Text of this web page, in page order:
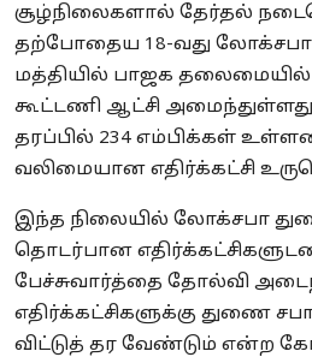
சூழ்நிலைகளால் தேர்தல்
தற்போதைய 18-வது லோக்சபா
மத்தியில் பாஜக
கூட்டணி ஆட்சி
தரப்பில் 234 எம்பிக்கள்
வலிமையான எதிர்க்கட்சி
இந்த நிலையில் லோக்சபா
தொடர்பான
பேச்சுவார்த்தை தோல்வி
எதிர்க்கட்சிகளுக்கு துணை
விட்டுத் தர வேண்டும் என்ற